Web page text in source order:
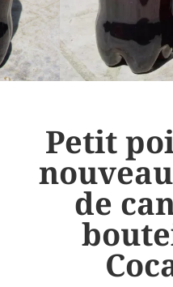
Petit
de